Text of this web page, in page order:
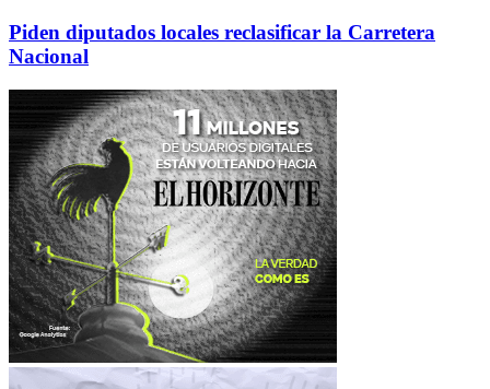
Piden diputados locales reclasificar la Carretera
Nacional